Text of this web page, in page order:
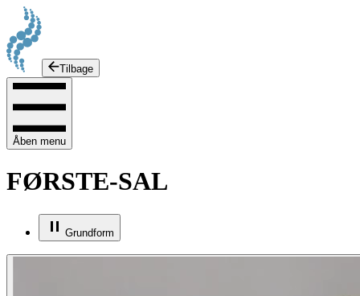
Tilbage
Åben menu
FØRSTE-SAL
Grundform